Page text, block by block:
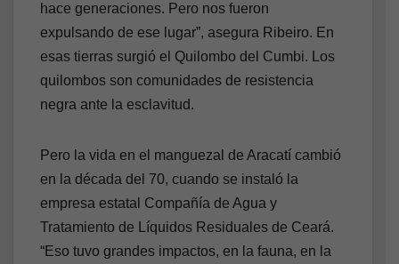
hace generaciones. Pero nos fueron
expulsando de ese lugar”, asegura Ribeiro. En
esas tierras surgió el Quilombo del Cumbi. Los
quilombos son comunidades de resistencia
negra ante la esclavitud.
Pero la vida en el manguezal de Aracatí cambió
en la década del 70, cuando se instaló la
empresa estatal Compañía de Agua y
Tratamiento de Líquidos Residuales de Ceará.
“Eso tuvo grandes impactos, en la fauna, en la